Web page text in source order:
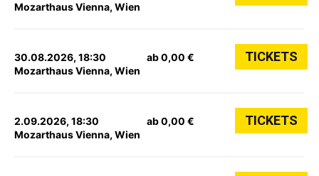
Mozarthaus Vienna, Wien
30.08.2026, 18:30
Mozarthaus Vienna, Wien
ab 0,00 € TICKETS
2.09.2026, 18:30
Mozarthaus Vienna, Wien
ab 0,00 € TICKETS